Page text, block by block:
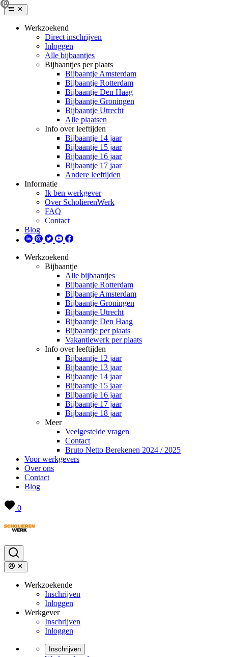
Werkzoekend
Direct inschrijven
Inloggen
Alle bijbaantjes
Bijbaantjes per plaats
Bijbaantje Amsterdam
Bijbaantje Rotterdam
Bijbaantje Den Haag
Bijbaantje Groningen
Bijbaantje Utrecht
Alle plaatsen
Info over leeftijden
Bijbaantje 14 jaar
Bijbaantje 15 jaar
Bijbaantje 16 jaar
Bijbaantje 17 jaar
Andere leeftijden
Informatie
Ik ben werkgever
Over ScholierenWerk
FAQ
Contact
Blog
Werkzoekend
Bijbaantje
Alle bijbaantjes
Bijbaantje Rotterdam
Bijbaantje Amsterdam
Bijbaantje Groningen
Bijbaantje Utrecht
Bijbaantje Den Haag
Bijbaantje per plaats
Vakantiewerk per plaats
Info over leeftijden
Bijbaantje 12 jaar
Bijbaantje 13 jaar
Bijbaantje 14 jaar
Bijbaantje 15 jaar
Bijbaantje 16 jaar
Bijbaantje 17 jaar
Bijbaantje 18 jaar
Meer
Veelgestelde vragen
Contact
Bruto Netto Berekenen 2024 / 2025
Voor werkgevers
Over ons
Contact
Blog
0
Werkzoekende
Inschrijven
Inloggen
Werkgever
Inschrijven
Inloggen
Inschrijven